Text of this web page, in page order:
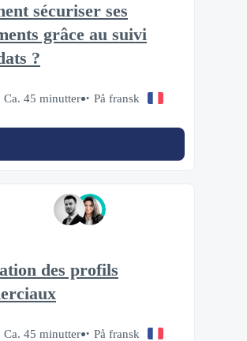
sécuriser ses
grâce au suivi
?
Ca. 45 minutter På fransk
des profils
Ca. 45 minutter På fransk